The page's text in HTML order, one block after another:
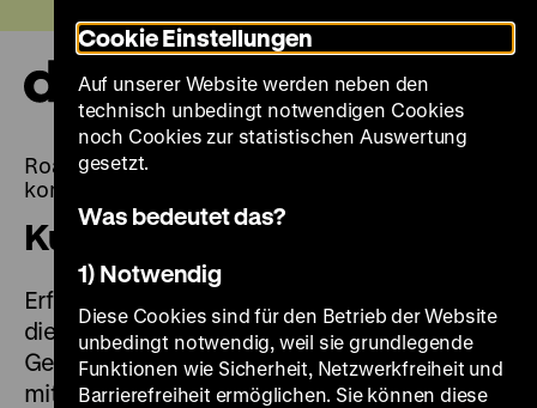
zum
Seiteninhalt
springen
Roads not Taken. Oder: Es hätte auch anders
kommen können
Kurator*innenführung digital
Erfahren Sie mehr über die Ausstellung und
die 14 Wendepunkte der deutschen
Geschichte von 1989 bis 1848 in den Filmen
mit den Kurator*innen.
Cookie Einstellungen
Auf unserer Website werden neben den
technisch unbedingt notwendigen Cookies
noch Cookies zur statistischen Auswertung
gesetzt.
Was bedeutet das?
1) Notwendig
Diese Cookies sind für den Betrieb der Website
unbedingt notwendig, weil sie grundlegende
Funktionen wie Sicherheit, Netzwerkfreiheit und
Barrierefreiheit ermöglichen. Sie können diese